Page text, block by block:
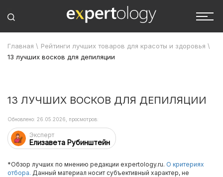
Главная \ Рейтинги лучших товаров для красоты и здоровья \
13 лучших восков для депиляции
13 ЛУЧШИХ ВОСКОВ ДЛЯ ДЕПИЛЯЦИИ
Эксперт
Елизавета Рубинштейн
Обновлено: 26.05.2026, просмотров:
*Обзор лучших по мнению редакции expertology.ru. О критериях
отбора. Данный материал носит субъективный характер, не